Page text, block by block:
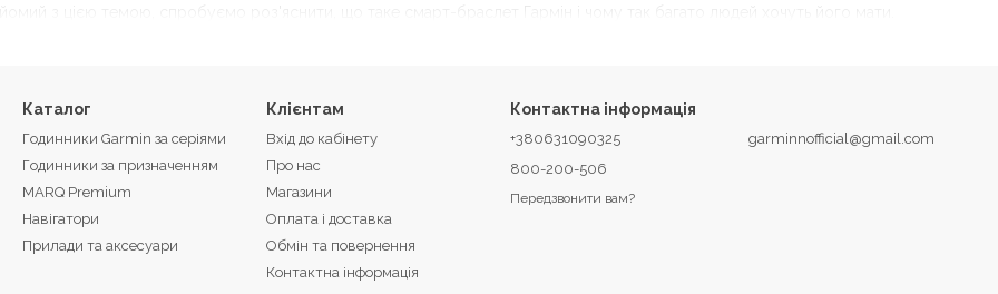
з цією темою, спробуємо роз'яснити, що таке смарт-браслет Гармін і чому так багато людей хочуть його мати.
відображає сповіщення з вашого мобільного телефона, який знаходиться поруч.
браслет» або «фітнес-браслет Garmin» передбачає, що цей аксесуар призначений винятково для активних людей, які
насправді це не зовсім так.
браслет: можливості та переваги
який ми пропонуємо, здебільшого призначений для того,
більше рухатися і свідомо вести здоровий спосіб життя.
Каталог
Годинники Garmin за серіями
Годинники за призначенням
MARQ Premium
Навігатори
Прилади та аксесуари
Клієнтам
Вхід до кабінету
Про нас
Магазини
Оплата і доставка
Обмін та повернення
Контактна інформація
Контактна інформація
+380631090325
800-200-506
Передзвонити вам?
garminnofficial@gmail.com